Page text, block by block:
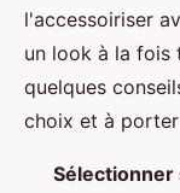
l'accessoiriser
un look à la fois
quelques
choix et à
Sélectionner